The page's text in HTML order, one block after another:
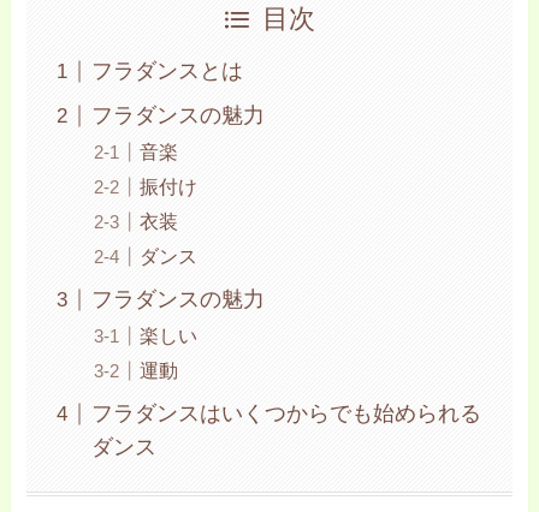
目次
フラダンスとは
フラダンスの魅力
音楽
振付け
衣装
ダンス
フラダンスの魅力
楽しい
運動
フラダンスはいくつからでも始められる
ダンス